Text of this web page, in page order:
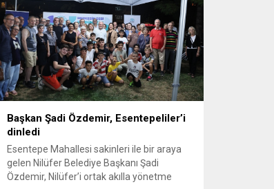
Müdürlüğü ve Ulaşım Dairesi Başkanlığı
koordinasyonuyla Osmangazi ilçesine bağlı
Panayır Mahallesi 3’üncü Pınar
Caddesi’nde altyapı ve üstyapıyı yenileme
çalışmalarında sona yaklaştı. Bölgenin en...
Başkan Şadi Özdemir, Esentepeliler’i
dinledi
Esentepe Mahallesi sakinleri ile bir araya
gelen Nilüfer Belediye Başkanı Şadi
Özdemir, Nilüfer’i ortak akılla yönetme